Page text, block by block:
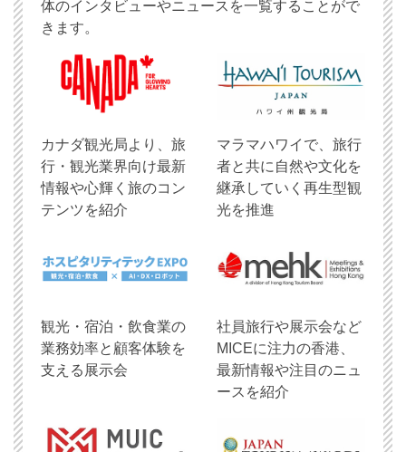
体のインタビューやニュースを一覧することがで
きます。
​カナダ観光局より、旅
行・観光業界向け最新
情報や心輝く旅のコン
テンツを紹介
マラマハワイで、旅行
者と共に自然や文化を
継承していく再生型観
光を推進
観光・宿泊・飲食業の
業務効率と顧客体験を
支える展示会
社員旅行や展示会など
MICEに注力の香港、
最新情報や注目のニュ
ースを紹介